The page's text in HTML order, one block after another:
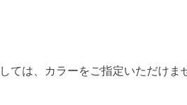
ては、カラーをご指定いただけま